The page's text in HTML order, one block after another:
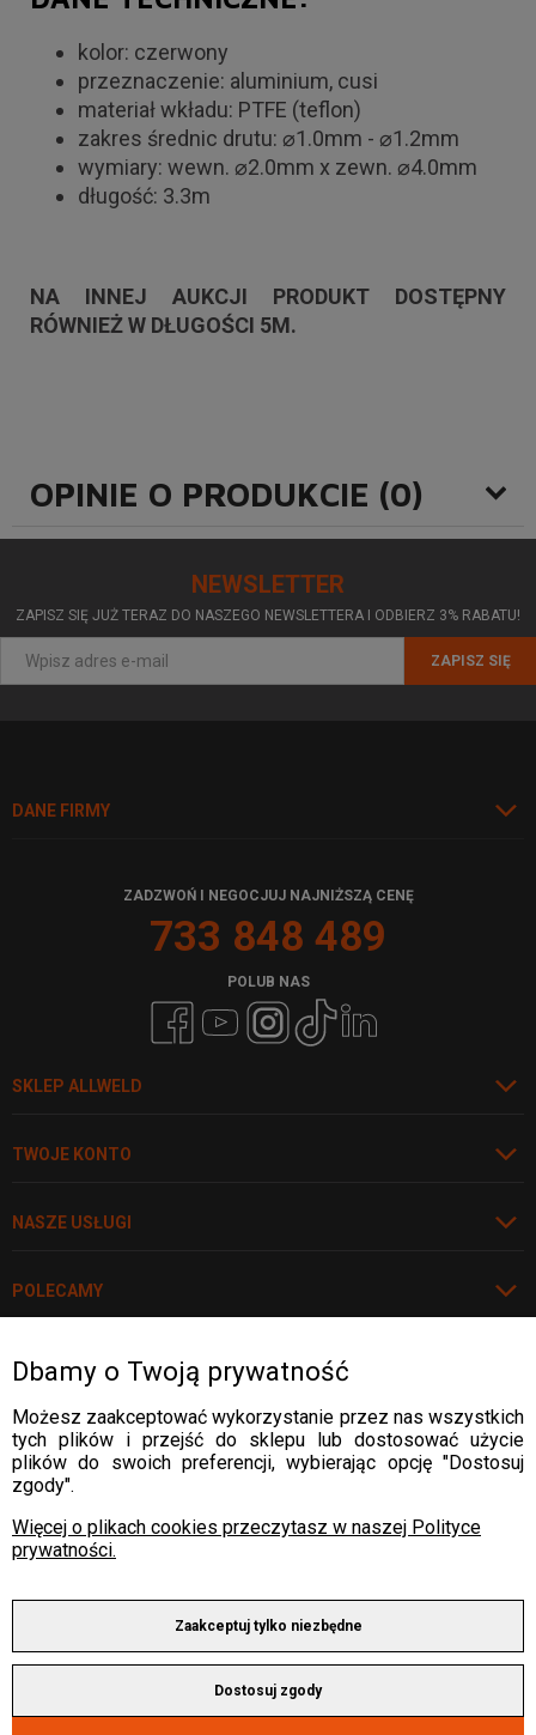
kolor: czerwony
przeznaczenie: aluminium, cusi
materiał wkładu: PTFE (teflon)
zakres średnic drutu: ⌀1.0mm - ⌀1.2mm
wymiary: wewn. ⌀2.0mm x zewn. ⌀4.0mm
długość: 3.3m
NA INNEJ AUKCJI PRODUKT DOSTĘPNY
RÓWNIEŻ W DŁUGOŚCI 5M.
OPINIE O PRODUKCIE (0)
NEWSLETTER
ZAPISZ SIĘ JUŻ TERAZ DO NASZEGO NEWSLETTERA I ODBIERZ 3% RABATU!
ZAPISZ SIĘ
DANE FIRMY
SKLEP ALLWELD
TWOJE KONTO
NASZE USŁUGI
POLECAMY
ZADZWOŃ I NEGOCJUJ NAJNIŻSZĄ CENĘ
733 848 489
POLUB NAS
WARTO WIEDZIEĆ
WARTO WIEDZIEĆ
WARTO WIEDZIEĆ
Rozwiń
DOSTAWA:
Copyright © 2025 by ALLWELD®
Wszelkie prawa zastrzeżone.
Dbamy o Twoją prywatność
Możesz zaakceptować wykorzystanie przez nas wszystkich
tych plików i przejść do sklepu lub dostosować użycie
plików do swoich preferencji, wybierając opcję "Dostosuj
zgody".
Więcej o plikach cookies przeczytasz w naszej Polityce
prywatności.
Zaakceptuj tylko niezbędne
Dostosuj zgody